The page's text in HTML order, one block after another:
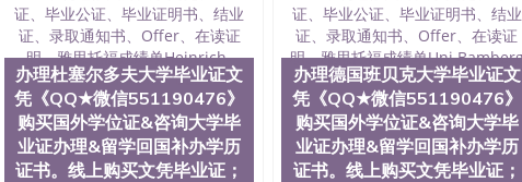
）圣何塞州立大学学历证书（San Jose State University）圣何
University）澳洲读书未毕业找人做文凭学位qq微信551190476澳洲
学位证书/澳洲读本科硕士做文凭/购买澳洲大学毕业证成绩单假文凭
澳洲读书未毕业找人做文凭学位qq微信551190476澳洲读CQU中
书/澳洲读本科硕士做文凭/购买澳洲大学毕业证成绩单假文凭学历办
微信551190476》购买国外学位证&咨询大学毕业证办理&留学回国补
制造假国外大学文凭、肆业证、毕业公证、毕业证明书、结业证、录
福成绩单Uni Bielefeld
办理杜塞尔多夫大学毕业证文
凭《QQ★微信551190476》
购买国外学位证&咨询大学毕
业证办理&留学回国补办学历
证书。线上购买文凭毕业证；
办理德国班贝克大学毕业证文
凭《QQ★微信551190476》
购买国外学位证&咨询大学毕
业证办理&留学回国补办学历
证书。线上购买文凭毕业证；